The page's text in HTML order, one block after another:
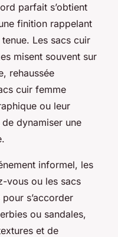
parfait s’obtient
finition rappelant
Les sacs cuir
misent souvent sur
rehaussée
cuir femme
ou leur
dynamiser une
informel, les
vous ou les sacs
s’accorder
ou sandales,
et de